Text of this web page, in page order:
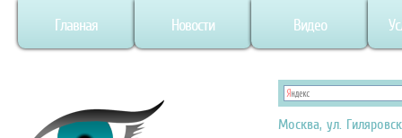
Главная Новости Видео
Москва, ул.